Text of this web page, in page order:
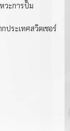
วะการปั๊ม
ประเทศสวิตเซอร์